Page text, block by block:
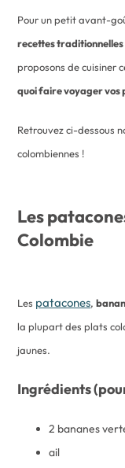
Pour un petit avant-
recettes
proposons de cuisiner
quoi faire voyager vos
Retrouvez ci-dessous
colombiennes !
Les
Colombie
Les patacones,
la plupart des plats
jaunes.
Ingrédients
2 bananes
ail